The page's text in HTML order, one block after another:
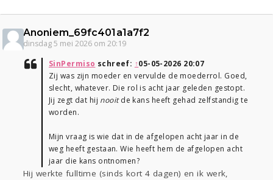
Anoniem_69fc401a1a7f2
dinsdag 5 mei 2026 om 20:19
SinPermiso schreef: ↑05-05-2026 20:07
Zij was zijn moeder en vervulde de moederrol. Goed,
slecht, whatever. Die rol is acht jaar geleden gestopt.
Jij zegt dat hij nooitde kans heeft gehad zelfstandig te
worden.
Mijn vraag is wie dat in de afgelopen acht jaar in de
weg heeft gestaan. Wie heeft hem de afgelopen acht
jaar die kans ontnomen?
Hij werkte fulltime (sinds kort 4 dagen) en ik werk,